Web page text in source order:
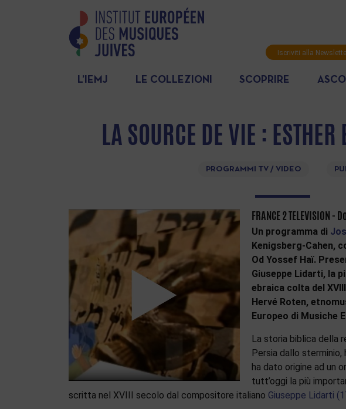
Iscriviti alla
L’IEMJ LE COLLEZIONI SCOPRIRE
LA SOURCE DE VIE :
PROGRAMMI TV / VIDEO
FRANCE 2 TELEVISION
Un programma di
Kenigsberg-Cahen,
Od Yossef Haï.
Giuseppe Lidarti, la
ebraica colta del
Hervé Roten,
Europeo di Musiche
La storia biblica della
Persia dallo
ha dato origine ad un
tutt’oggi la più
scritta nel XVIII secolo dal compositore italiano Giuseppe Lidarti